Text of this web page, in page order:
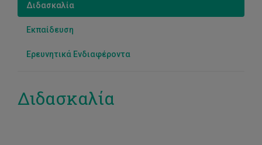
Διδασκαλία
Εκπαίδευση
Ερευνητικά Ενδιαφέροντα
Διδασκαλία